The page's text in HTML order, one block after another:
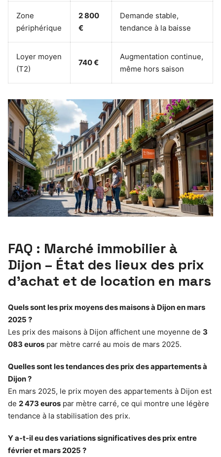
Zone
périphérique
2 800
€
Demande stable,
tendance à la baisse
Loyer moyen
(T2)
740 €
Augmentation continue,
même hors saison
FAQ : Marché immobilier à
Dijon – État des lieux des prix
d’achat et de location en mars
Quels sont les prix moyens des maisons à Dijon en mars
2025 ?
Les prix des maisons à Dijon affichent une moyenne de 3
083 euros par mètre carré au mois de mars 2025.
Quelles sont les tendances des prix des appartements à
Dijon ?
En mars 2025, le prix moyen des appartements à Dijon est
de 2 473 euros par mètre carré, ce qui montre une légère
tendance à la stabilisation des prix.
Y a-t-il eu des variations significatives des prix entre
février et mars 2025 ?